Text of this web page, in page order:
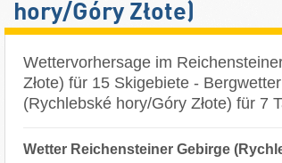
hory/​Góry Złote)
Wettervorhersage im
Złote) für 15 Skigebiete -
(Rychlebské hory/​Góry Złote) für 7
Wetter Reichensteiner Gebirge